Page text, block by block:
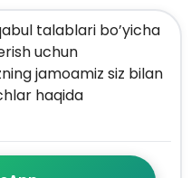
talablari bo’yicha
uchun
jamoamiz siz bilan
haqida